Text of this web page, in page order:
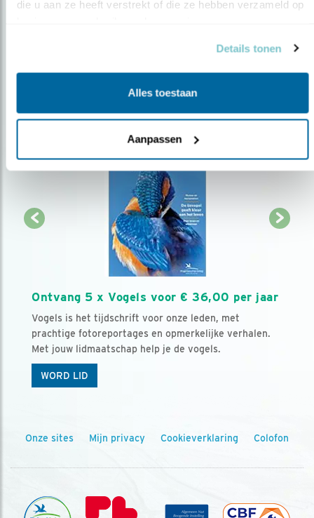
die u aan ze heeft verstrekt of die ze hebben verzameld op
Details tonen
Alles toestaan
Aanpassen
AANMELDEN VOGELNIEUWS
Ontvang 5 x Vogels voor € 36,00 per jaar
Vogels is het tijdschrift voor onze leden, met
prachtige fotoreportages en opmerkelijke verhalen.
Met jouw lidmaatschap help je de vogels.
WORD LID
Onze sites Mijn privacy Cookieverklaring Colofon